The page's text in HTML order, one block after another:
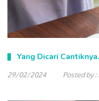
Yang Dicari
29/02/2024 Posted by :